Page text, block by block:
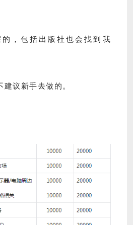
，包括出版社也会找到我
议新手去做的。